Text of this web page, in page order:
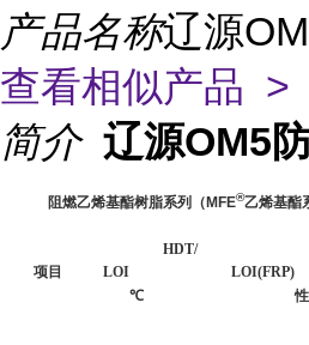
产品名称辽源
查看相似产品 >
简介 辽源OM5
阻燃乙烯基酯树脂系列（ MFE®乙烯基酯
项目 LOI
HDT/
℃
LOI(FRP)
性